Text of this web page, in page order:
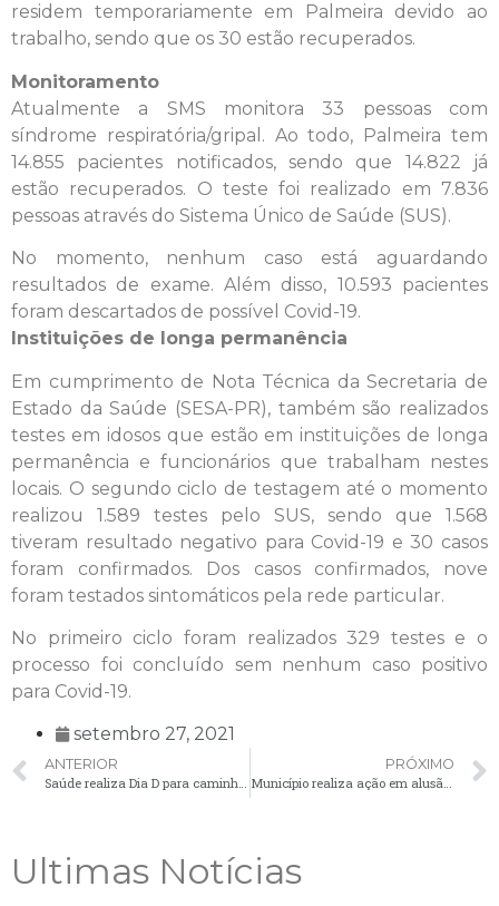
residem temporariamente em Palmeira devido ao
trabalho, sendo que os 30 estão recuperados.
Monitoramento
Atualmente a SMS monitora 33 pessoas com
síndrome respiratória/gripal. Ao todo, Palmeira tem
14.855 pacientes notificados, sendo que 14.822 já
estão recuperados. O teste foi realizado em 7.836
pessoas através do Sistema Único de Saúde (SUS).
No momento, nenhum caso está aguardando
resultados de exame. Além disso, 10.593 pacientes
foram descartados de possível Covid-19.
Instituições de longa permanência
Em cumprimento de Nota Técnica da Secretaria de
Estado da Saúde (SESA-PR), também são realizados
testes em idosos que estão em instituições de longa
permanência e funcionários que trabalham nestes
locais. O segundo ciclo de testagem até o momento
realizou 1.589 testes pelo SUS, sendo que 1.568
tiveram resultado negativo para Covid-19 e 30 casos
foram confirmados. Dos casos confirmados, nove
foram testados sintomáticos pela rede particular.
No primeiro ciclo foram realizados 329 testes e o
processo foi concluído sem nenhum caso positivo
para Covid-19.
setembro 27, 2021
ANTERIOR
Saúde realiza Dia D para caminhoneiros na próxima terça-feira (28)
PRÓXIMO
Município realiza ação em alusão ao Dia Mundial Contra a Raiva
Ultimas Notícias